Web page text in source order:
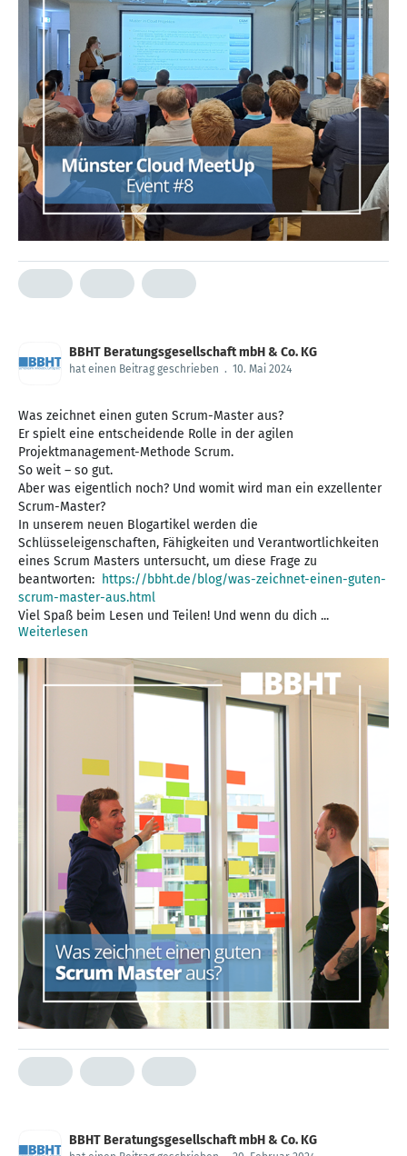
BBHT Beratungsgesellschaft mbH & Co. KG
hat einen Beitrag geschrieben . 10. Mai 2024
Was zeichnet einen guten Scrum-Master aus?
Er spielt eine entscheidende Rolle in der agilen
Projektmanagement-Methode Scrum.
So weit – so gut.
Aber was eigentlich noch? Und womit wird man ein exzellenter
Scrum-Master?
In unserem neuen Blogartikel werden die
Schlüsseleigenschaften, Fähigkeiten und Verantwortlichkeiten
eines Scrum Masters untersucht, um diese Frage zu
beantworten: https://bbht.de/blog/was-zeichnet-einen-guten-
scrum-master-aus.html
Viel Spaß beim Lesen und Teilen! Und wenn du dich ...
Weiterlesen
BBHT Beratungsgesellschaft mbH & Co. KG